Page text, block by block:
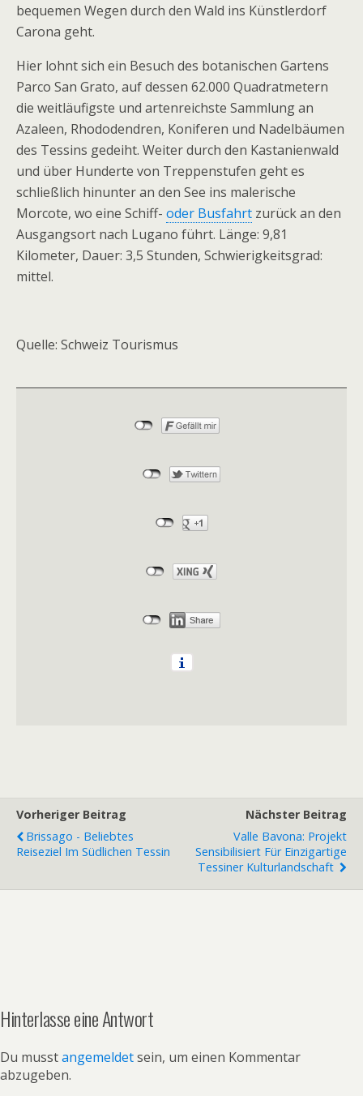
bequemen Wegen durch den Wald ins Künstlerdorf
Carona geht.
Hier lohnt sich ein Besuch des botanischen Gartens
Parco San Grato, auf dessen 62.000 Quadratmetern
die weitläufigste und artenreichste Sammlung an
Azaleen, Rhododendren, Koniferen und Nadelbäumen
des Tessins gedeiht. Weiter durch den Kastanienwald
und über Hunderte von Treppenstufen geht es
schließlich hinunter an den See ins malerische
Morcote, wo eine Schiff- oder Busfahrt zurück an den
Ausgangsort nach Lugano führt. Länge: 9,81
Kilometer, Dauer: 3,5 Stunden, Schwierigkeitsgrad:
mittel.
Quelle: Schweiz Tourismus
Vorheriger Beitrag
Brissago - Beliebtes
Reiseziel Im Südlichen Tessin
Nächster Beitrag
Valle Bavona: Projekt
Sensibilisiert Für Einzigartige
Tessiner Kulturlandschaft
Hinterlasse eine Antwort
Du musstangemeldetsein, um einen Kommentar
abzugeben.